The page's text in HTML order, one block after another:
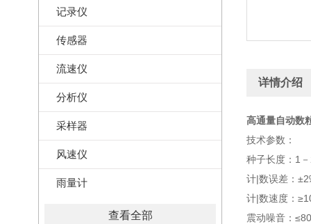
记录仪
传感器
流速仪
分析仪
采样器
风速仪
雨量计
查看全部
详情介绍
高通量自动数
技术参数：
种子长度：1
计|数误差：
计|数速度：
震动噪音：